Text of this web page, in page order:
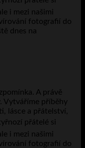
A právě
Vytváříme příběhy
lásce a přátelství,
přátelé si
i mezi našimi
fotografií do